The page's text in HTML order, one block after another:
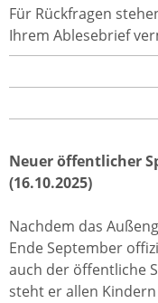
Für Rückfragen
Ihrem Ablesebrief
Neuer öffentlicher
(16.10.2025)
Nachdem das
Ende September
auch der öffentliche
steht er allen